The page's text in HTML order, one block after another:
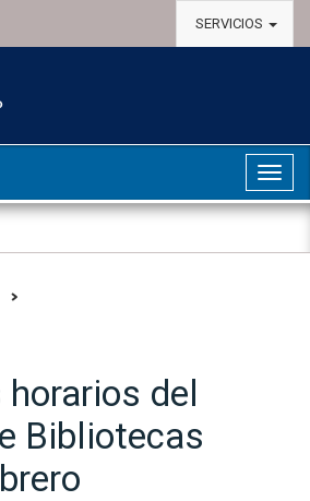
SERVICIOS
horarios del
Bibliotecas